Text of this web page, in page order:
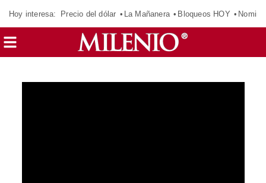
Hoy interesa: Precio del dólar La Mañanera Bloqueos HOY